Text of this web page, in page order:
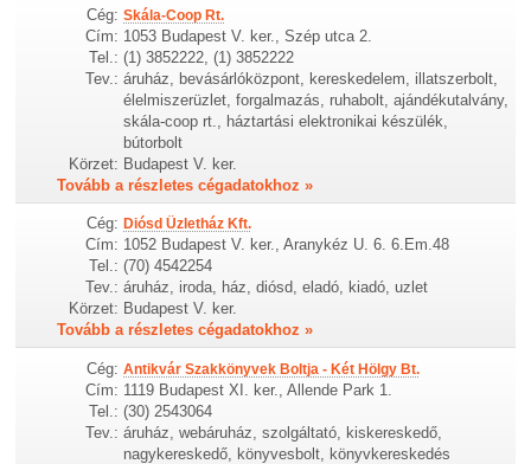
Cég: Skála-Coop Rt.
Cím: 1053 Budapest V. ker., Szép utca 2.
Tel.: (1) 3852222, (1) 3852222
Tev.: áruház, bevásárlóközpont, kereskedelem, illatszerbolt,
élelmiszerüzlet, forgalmazás, ruhabolt, ajándékutalvány,
skála-coop rt., háztartási elektronikai készülék,
bútorbolt
Körzet: Budapest V. ker.
Tovább a részletes cégadatokhoz »
Cég: Diósd Üzletház Kft.
Cím: 1052 Budapest V. ker., Aranykéz U. 6. 6.Em.48
Tel.: (70) 4542254
Tev.: áruház, iroda, ház, diósd, eladó, kiadó, uzlet
Körzet: Budapest V. ker.
Tovább a részletes cégadatokhoz »
Cég: Antikvár Szakkönyvek Boltja - Két Hölgy Bt.
Cím: 1119 Budapest XI. ker., Allende Park 1.
Tel.: (30) 2543064
Tev.: áruház, webáruház, szolgáltató, kiskereskedő,
nagykereskedő, könyvesbolt, könyvkereskedés